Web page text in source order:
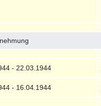
- 22.03.1944
- 16.04.1944